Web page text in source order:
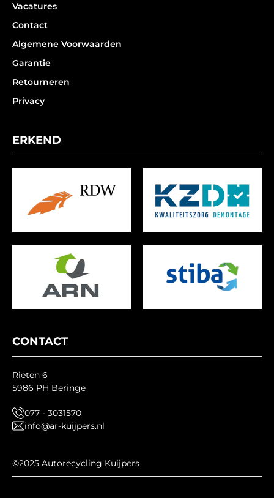
Vacatures
Contact
Algemene Voorwaarden
Garantie
Retourneren
Privacy
ERKEND
CONTACT
Rieten 6
5986 PH Beringe
077 - 3031570
info@ar-kuijpers.nl
©2025 Autorecycling Kuijpers